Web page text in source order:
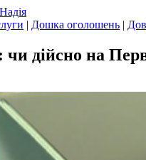
| Дошка оголошень |
чи дійсно на